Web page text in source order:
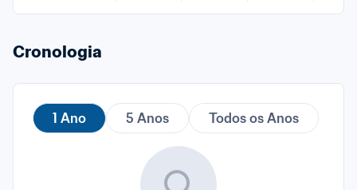
Cronologia
1 Ano 5 Anos Todos os Anos